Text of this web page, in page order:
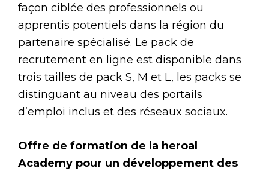
façon ciblée des professionnels ou
apprentis potentiels dans la région du
partenaire spécialisé. Le pack de
recrutement en ligne est disponible dans
trois tailles de pack S, M et L, les packs se
distinguant au niveau des portails
d’emploi inclus et des réseaux sociaux.
Offre de formation de la heroal
Academy pour un développement des